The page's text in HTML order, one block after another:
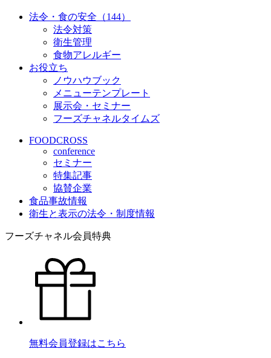
法令・食の安全（144）
法令対策
衛生管理
食物アレルギー
お役立ち
ノウハウブック
メニューテンプレート
展示会・セミナー
フーズチャネルタイムズ
FOODCROSS
conference
セミナー
特集記事
協賛企業
食品事故情報
衛生と表示の法令・制度情報
フーズチャネル会員特典
無料会員登録はこちら